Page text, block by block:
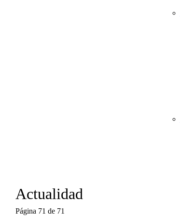
Actualidad
Página 71 de 71